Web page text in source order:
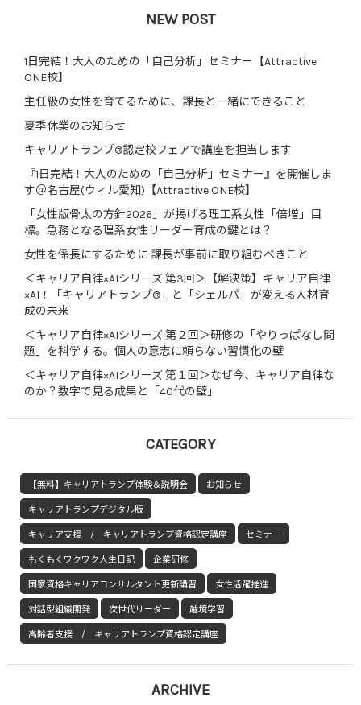
NEW POST
1日完結！大人のための「自己分析」セミナー【Attractive
ONE校】
主任級の女性を育てるために、課長と一緒にできること
夏季休業のお知らせ
キャリアトランプ®認定校フェアで講座を担当します
『1日完結！大人のための「自己分析」セミナー』を開催しま
す＠名古屋(ウィル愛知)【Attractive ONE校】
「女性版骨太の方針2026」が掲げる理工系女性「倍増」目
標。急務となる理系女性リーダー育成の鍵とは？
女性を係長にするために 課長が事前に取り組むべきこと
＜キャリア自律×AIシリーズ 第3回＞【解決策】キャリア自律
×AI！「キャリアトランプ®」と「シェルパ」が変える人材育
成の未来
＜キャリア自律×AIシリーズ 第２回＞研修の「やりっぱなし問
題」を科学する。個人の意志に頼らない習慣化の壁
＜キャリア自律×AIシリーズ 第１回＞なぜ今、キャリア自律な
のか？数字で見る成果と「40代の壁」
CATEGORY
【無料】キャリアトランプ体験＆説明会 お知らせ
キャリアトランプデジタル版
キャリア支援 / キャリアトランプ資格認定講座 セミナー
もくもくワクワク人生日記 企業研修
国家資格キャリアコンサルタント更新講習 女性活躍推進
対話型組織開発 次世代リーダー 越境学習
高齢者支援 / キャリアトランプ資格認定講座
ARCHIVE